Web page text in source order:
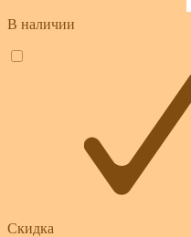
В наличии
Скидка